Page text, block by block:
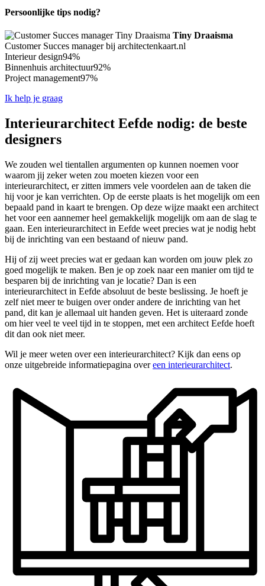
Persoonlijke tips nodig?
Tiny Draaisma
Customer Succes manager bij architectenkaart.nl
Interieur design94%
Binnenhuis architectuur92%
Project management97%
Ik help je graag
Interieurarchitect Eefde nodig: de beste
designers
We zouden wel tientallen argumenten op kunnen noemen voor
waarom jij zeker weten zou moeten kiezen voor een
interieurarchitect, er zitten immers vele voordelen aan de taken die
hij voor je kan verrichten. Op de eerste plaats is het mogelijk om een
bepaald pand in kaart te brengen. Op deze wijze maakt een architect
het voor een aannemer heel gemakkelijk mogelijk om aan de slag te
gaan. Een interieurarchitect in Eefde weet precies wat je nodig hebt
bij de inrichting van een bestaand of nieuw pand.
Hij of zij weet precies wat er gedaan kan worden om jouw plek zo
goed mogelijk te maken. Ben je op zoek naar een manier om tijd te
besparen bij de inrichting van je locatie? Dan is een
interieurarchitect in Eefde absoluut de beste beslissing. Je hoeft je
zelf niet meer te buigen over onder andere de inrichting van het
pand, dit kan je allemaal uit handen geven. Het is uiteraard zonde
om hier veel te veel tijd in te stoppen, met een architect Eefde hoeft
dit dan ook niet meer.
Wil je meer weten over een interieurarchitect? Kijk dan eens op
onze uitgebreide informatiepagina overeen interieurarchitect.